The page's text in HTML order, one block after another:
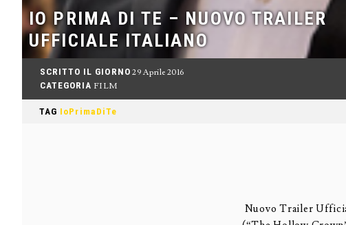
IO PRIMA DI TE – NUOVO TRAILER
UFFICIALE ITALIANO
SCRITTO IL GIORNO 29 Aprile 2016
CATEGORIA FILM
TAG IoPrimaDiTe
Nuovo Trailer